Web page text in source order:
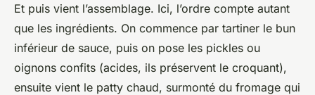
Et puis vient l’assemblage. Ici, l’ordre compte autant
que les ingrédients. On commence par tartiner le bun
inférieur de sauce, puis on pose les pickles ou
oignons confits (acides, ils préservent le croquant),
ensuite vient le patty chaud, surmonté du fromage qui